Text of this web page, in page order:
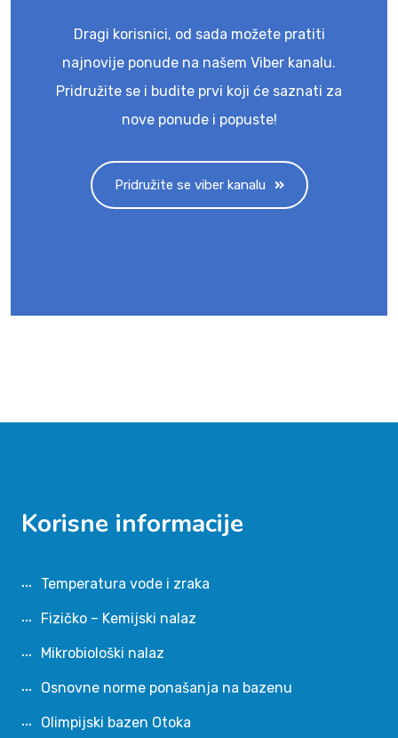
Dragi korisnici, od sada možete pratiti
najnovije ponude na našem Viber kanalu.
Pridružite se i budite prvi koji će saznati za
nove ponude i popuste!
Pridružite se viber kanalu
Korisne informacije
Temperatura vode i zraka
Fizičko – Kemijski nalaz
Mikrobiološki nalaz
Osnovne norme ponašanja na bazenu
Olimpijski bazen Otoka